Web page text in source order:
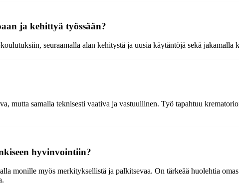
ja kehittyä työssään?
seuraamalla alan kehitystä ja uusia käytäntöjä sekä
mutta samalla teknisesti vaativa ja vastuullinen. Työ tapahtuu
hyvinvointiin?
monille myös merkityksellistä ja palkitsevaa. On tärkeää huolehtia